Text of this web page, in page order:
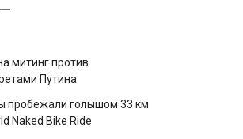
митинг против
Путина
пробежали голышом 33 км
Naked Bike Ride